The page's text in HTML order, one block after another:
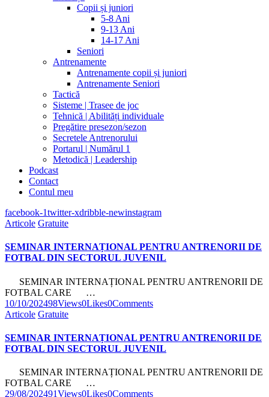
Copii și juniori
5-8 Ani
9-13 Ani
14-17 Ani
Seniori
Antrenamente
Antrenamente copii și juniori
Antrenamente Seniori
Tactică
Sisteme | Trasee de joc
Tehnică | Abilități individuale
Pregătire presezon/sezon
Secretele Antrenorului
Portarul | Numărul 1
Metodică | Leadership
Podcast
Contact
Contul meu
facebook-1twitter-xdribble-newinstagram
Articole Gratuite
SEMINAR INTERNAȚIONAL PENTRU ANTRENORII DE
FOTBAL DIN SECTORUL JUVENIL
SEMINAR INTERNAȚIONAL PENTRU ANTRENORII DE
FOTBAL CARE …
10/10/202498Views0Likes0Comments
Articole Gratuite
SEMINAR INTERNAȚIONAL PENTRU ANTRENORII DE
FOTBAL DIN SECTORUL JUVENIL
SEMINAR INTERNAȚIONAL PENTRU ANTRENORII DE
FOTBAL CARE …
29/08/202491Views0Likes0Comments